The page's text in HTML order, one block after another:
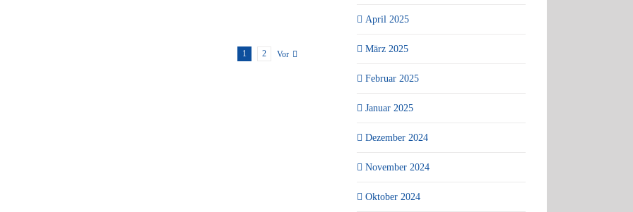
1 2 Vor
April 2025
März 2025
Februar 2025
Januar 2025
Dezember 2024
November 2024
Oktober 2024